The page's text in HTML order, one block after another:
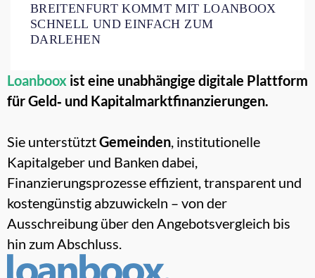
BREITENFURT KOMMT MIT LOANBOOX
SCHNELL UND EINFACH ZUM
DARLEHEN
Loanboox ist eine unabhängige digitale Plattform
für Geld‑ und Kapitalmarktfinanzierungen.
Sie unterstütztGemeinden, institutionelle
Kapitalgeber und Banken dabei,
Finanzierungsprozesse effizient, transparent und
kostengünstig abzuwickeln – von der
Ausschreibung über den Angebotsvergleich bis
hin zum Abschluss.